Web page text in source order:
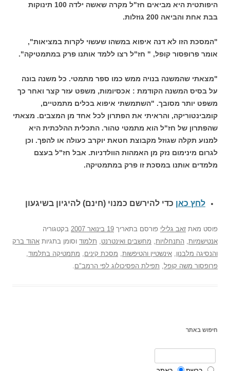
היפותטית היא מביאים חז"ל מקרה שאשה ילדה 100 תינוקות
בבת אחת והביאה 200 גוזלות.
"המסכת הזו לא דנה איפוא במשהו שעשוי לקרות במציאות",
אומר פרופסור קופל, " חז"ל רצו ללמד אותנו פרק במתמטיקה".
"מצאתי שהמשנה בנויה ממש כמו ספר מתמטי. כל משנה בונה
על בסיס המשנה הקודמת : אכסיומות, משפט עזר קצר ואחר כך
משפט יותר מסובך. "השתמשתי איפוא בכלים מתמטיים,
קומבינטוריקה, והראיתי את הפתרון לכל אחד מן המצבים. מצאתי
שהפתרון של חז"ל הוא מתמטי טהור. התכלית ההלכתית היא
למנוע תקלה שגוזל מקבוצת חטאת יוקרב כעולה או להפך. וכן
לגרום מינימום נזק מן האמהות הוולדניות. אבל חז"ל בעצם
מלמדים אותנו במסכת זו פרק במתמטיקה.
לחץ כאן כדי להירשם כמנוי (חינם) להיגיון בשיגעון
פוסט מאת זאב גלילי פורסם בתאריך 19 בינואר 2007
בקטגוריה
אנטישמיות, התנחלויות, מחשבים ואינטרנט, תלמוד וסומן בתגיות אהוד ברק
והנסיגה מלבנון, אינשטיין והטיפשות, מסכת קינים, מתמטיקה בתלמוד,
פרופסור משה קופל, תפילת הפסיכולוג לפי הרמב"ם.
חיפוש באתר